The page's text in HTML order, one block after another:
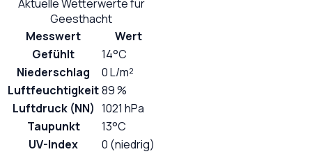
Aktuelle Wetterwerte für
Geesthacht
Messwert
Wert
Gefühlt
14°C
Niederschlag
0 L/m²
Luftfeuchtigkeit89 %
Luftdruck (NN) 1021 hPa
Taupunkt
13°C
UV-Index
0 (niedrig)